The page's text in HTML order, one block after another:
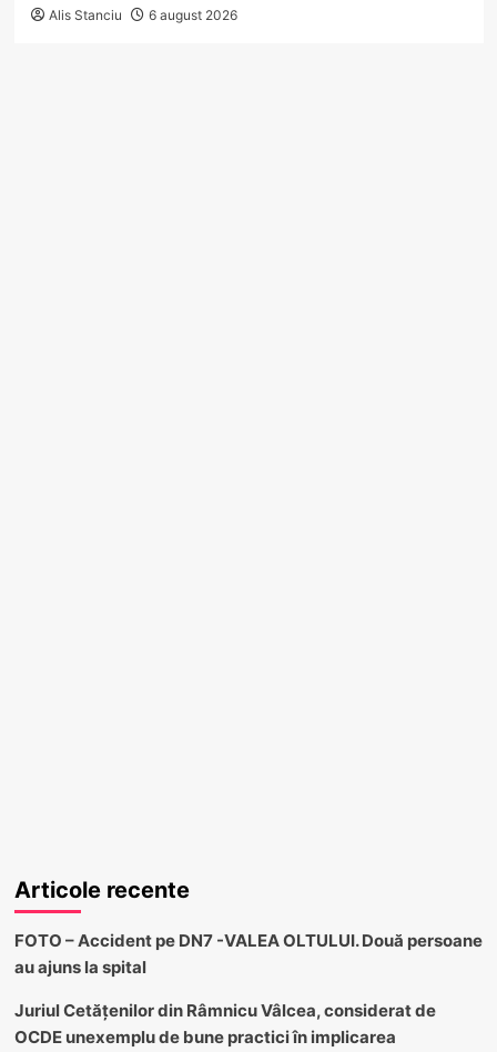
Alis Stanciu 6 august 2026
Articole recente
FOTO – Accident pe DN7 -VALEA OLTULUI. Două persoane
au ajuns la spital
Juriul Cetățenilor din Râmnicu Vâlcea, considerat de
OCDE unexemplu de bune practici în implicarea